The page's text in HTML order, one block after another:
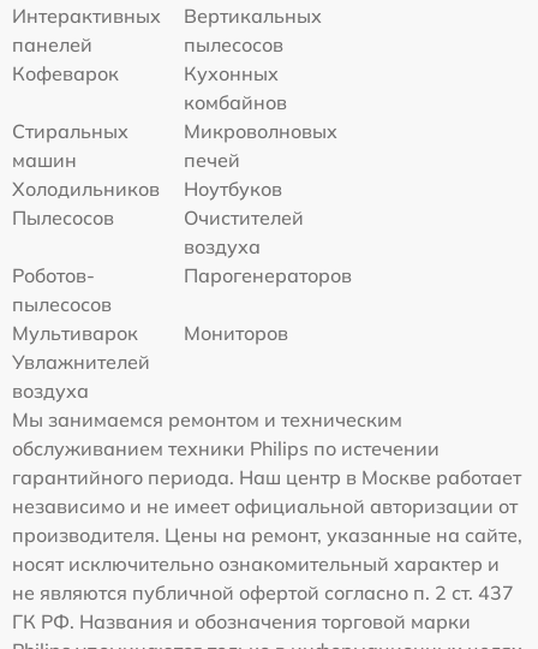
Интерактивных
панелей
Вертикальных
пылесосов
Кофеварок
Кухонных
комбайнов
Стиральных
машин
Микроволновых
печей
Холодильников
Ноутбуков
Пылесосов
Очистителей
воздуха
Роботов-
пылесосов
Парогенераторов
Мультиварок
Мониторов
Увлажнителей
воздуха
Мы занимаемся ремонтом и техническим
обслуживанием техники Philips по истечении
гарантийного периода. Наш центр в Москве работает
независимо и не имеет официальной авторизации от
производителя. Цены на ремонт, указанные на сайте,
носят исключительно ознакомительный характер и
не являются публичной офертой согласно п. 2 ст. 437
ГК РФ. Названия и обозначения торговой марки